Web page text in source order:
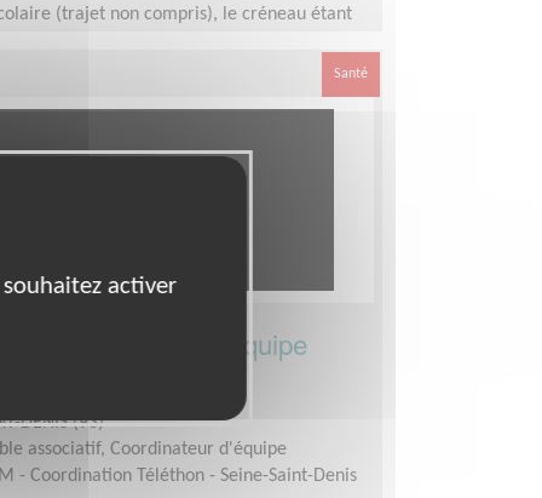
(trajet non compris), le créneau étant
Santé
départemental d’équipe
DENIS (93)
associatif, Coordinateur d'équipe
- Coordination Téléthon - Seine-Saint-Denis
activer